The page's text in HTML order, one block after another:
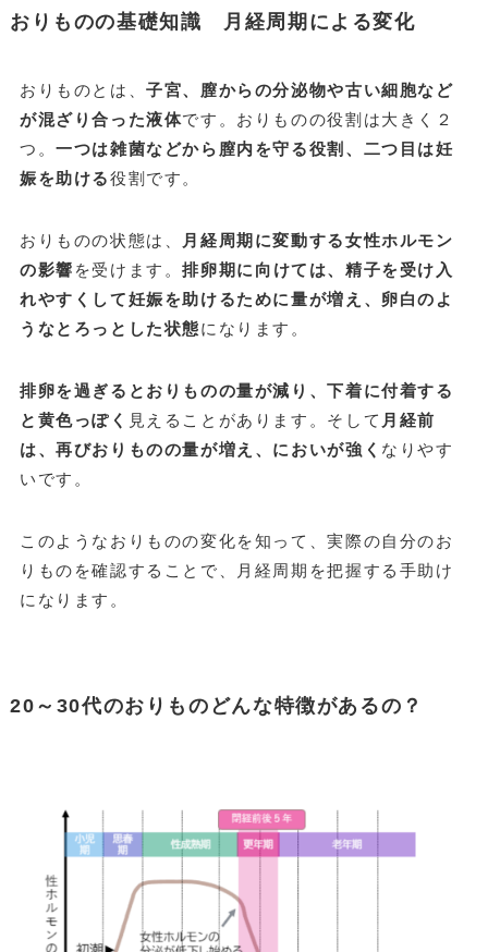
おりものの基礎知識 月経周期による変化
おりものとは、子宮、膣からの分泌物や古い細胞など
が混ざり合った液体です。おりものの役割は大きく２
つ。一つは雑菌などから膣内を守る役割、二つ目は妊
娠を助ける役割です。
おりものの状態は、
月経周期に変動する女性ホルモン
の影響 を受けます。排卵期に向けては、精子を受け入
れやすくして妊娠を助けるために量が増え、卵白のよ
うなとろっとした状態になります。
排卵を過ぎるとおりものの量が減り、下着に付着する
と黄色っぽく 見えることがあります。そして 月経前
は、再びおりものの量が増え、においが強く なりやす
いです。
このようなおりものの変化を知って、実際の自分のお
りものを確認することで、月経周期を把握する手助け
になります。
20～30代のおりものどんな特徴があるの？